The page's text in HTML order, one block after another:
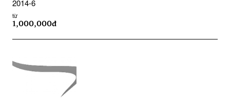
2014-6
từ
1,000,000đ